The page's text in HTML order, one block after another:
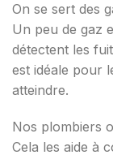
On se sert des
Un peu de gaz
détectent les
est idéale pour
atteindre.
Nos plombiers
Cela les aide à